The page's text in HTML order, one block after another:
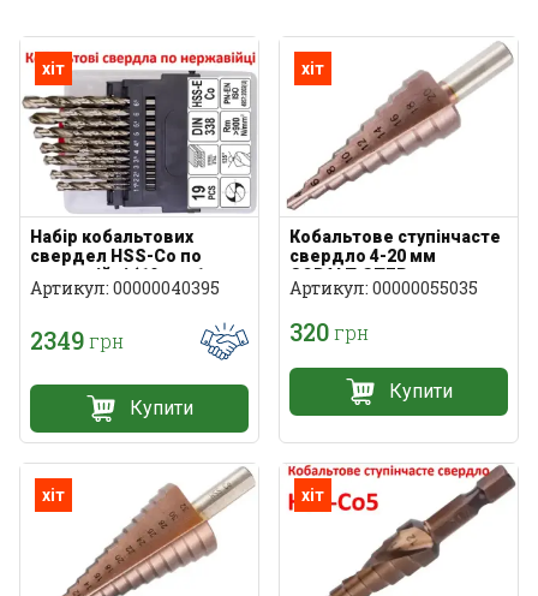
хіт
Набір кобальтових
свердел HSS-Co по
нержавійці (19 шт, 1-
10мм)
Артикул: 00000040395
2349грн
Купити
хіт
Кобальтове ступінчасте
свердло 4-20 мм
COBALT-STEP
Артикул: 00000055035
320грн
Купити
хіт хіт